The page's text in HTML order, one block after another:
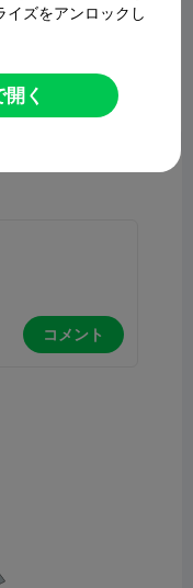

コメント
ズをアンロックし
く